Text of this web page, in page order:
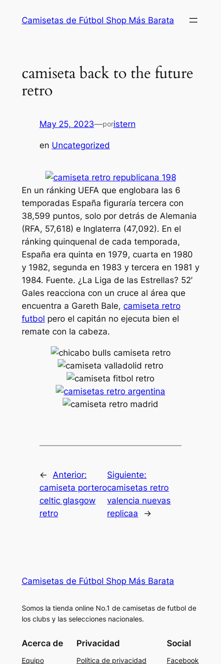
Camisetas de Fútbol Shop Más Barata
camiseta back to the future
retro
May 25, 2023—poristern
en Uncategorized
En un ránking UEFA que englobara las 6
temporadas España figuraría tercera con
38,599 puntos, solo por detrás de Alemania
(RFA, 57,618) e Inglaterra (47,092). En el
ránking quinquenal de cada temporada,
España era quinta en 1979, cuarta en 1980
y 1982, segunda en 1983 y tercera en 1981 y
1984. Fuente. ¿La Liga de las Estrellas? 52′
Gales reacciona con un cruce al área que
encuentra a Gareth Bale, camiseta retro
futbol pero el capitán no ejecuta bien el
remate con la cabeza.
←
Anterior:
camiseta portero
celtic glasgow
retro
Siguiente:
camisetas retro
valencia nuevas
replicaa
→
Camisetas de Fútbol Shop Más Barata
Somos la tienda online No.1 de camisetas de futbol de
los clubs y las selecciones nacionales.
Acerca de
Equipo
Privacidad
Política de privacidad
Social
Facebook